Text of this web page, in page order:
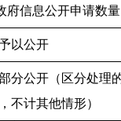
府信息公开申请数量
以公开
部分公开（区分处理
不计其他情形）